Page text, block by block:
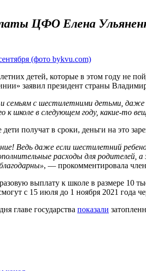
ЦФО Елена
детей, которые в этом году не
заявил президент страны
с шестилетними детьми, даже
к школе в следующем году, какие-то
получат в сроки, деньги на это
Ведь даже если шестилетний
расходы для родителей,
, — прокомментировала
выплату к школе в размере 10
с 15 июля до 1 ноября 2021 года
главе государства показали